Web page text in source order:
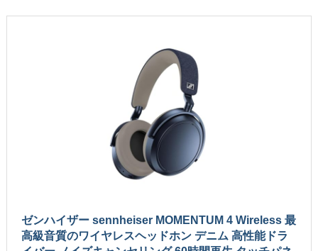
ゼンハイザー sennheiser MOMENTUM 4 Wireless 最
高級音質のワイヤレスヘッドホン デニム 高性能ドラ